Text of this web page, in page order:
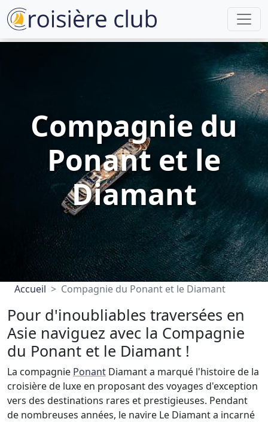
Compagnie du
Ponant et le
Diamant
Accueil Compagnie du Ponant et le Diamant
Pour d'inoubliables traversées en
Asie naviguez avec la Compagnie
du Ponant et le Diamant !
La compagnie Ponant Diamant a marqué l'histoire de la
croisière de luxe en proposant des voyages d'exception
vers des destinations rares et prestigieuses. Pendant
de nombreuses années, le navire Le Diamant a incarné